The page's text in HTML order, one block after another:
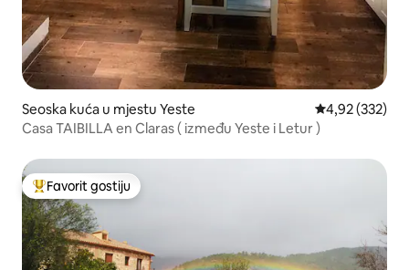
Seoska kuća u mjestu Yeste prosječna
4,92 (332)
Casa TAIBILLA en Claras ( između Yeste i Letur )
Glavni favorit gostiju
Favorit gostiju